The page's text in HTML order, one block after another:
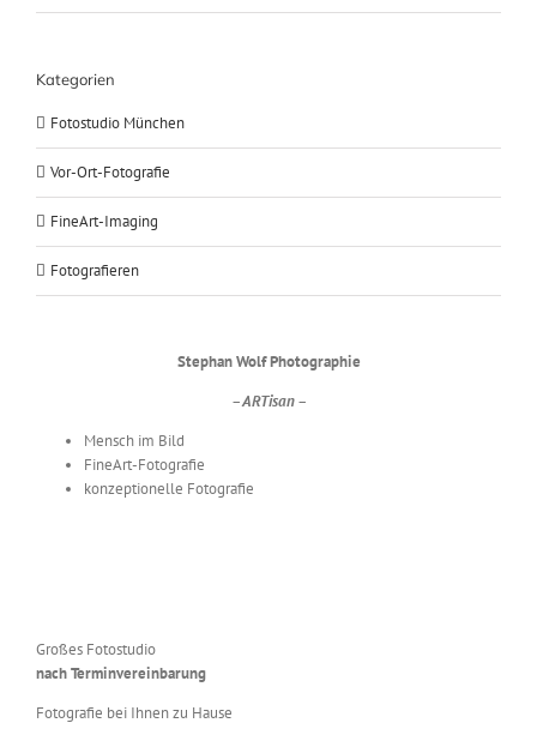
Kategorien
Fotostudio München
Vor-Ort-Fotografie
FineArt-Imaging
Fotografieren
Stephan Wolf Photographie
– ARTisan –
Mensch im Bild
FineArt-Fotografie
konzeptionelle Fotografie
Großes Fotostudio
nach Terminvereinbarung
Fotografie bei Ihnen zu Hause